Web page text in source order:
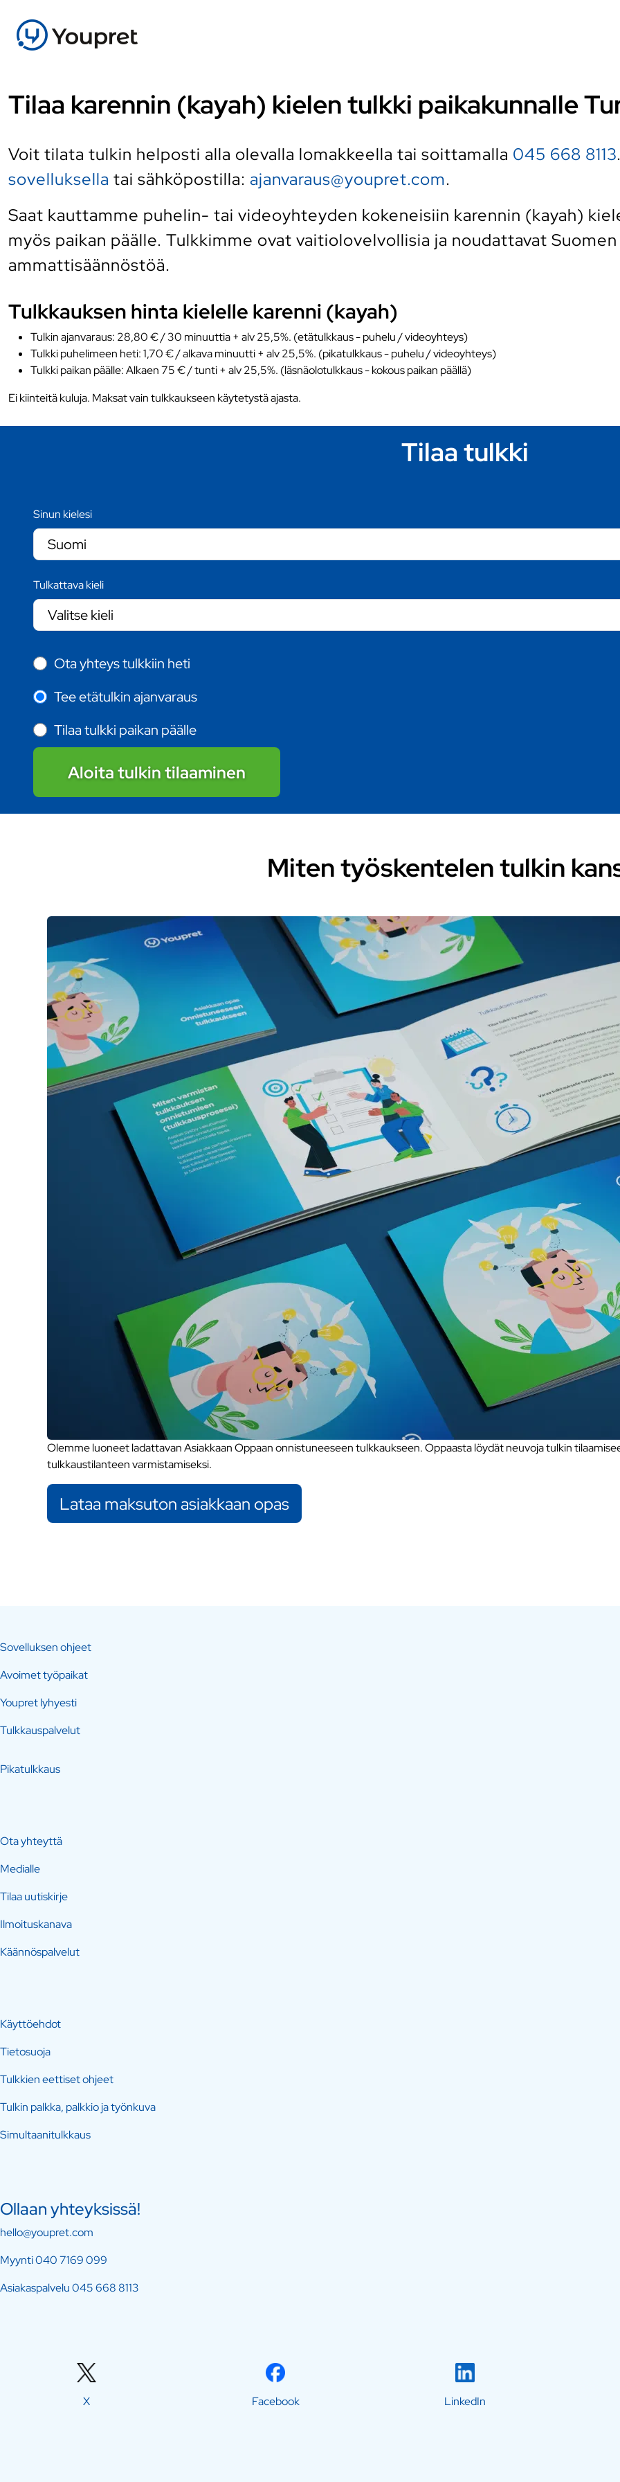
Tilaa karennin (kayah) kielen tulkki paikakunnalle
Voit tilata tulkin helposti alla olevalla lomakkeella tai soittamalla 045 668 8113
sovelluksella tai sähköpostilla: ajanvaraus@youpret.com.
Saat kauttamme puhelin- tai videoyhteyden kokeneisiin karennin (kayah)
myös paikan päälle. Tulkkimme ovat vaitiolovelvollisia ja noudattavat
ammattisäännöstöä.
Tulkkauksen hinta kielelle karenni (kayah)
Tulkin ajanvaraus: 28,80 € / 30 minuuttia + alv 25,5%. (etätulkkaus - puhelu / videoyhteys)
Tulkki puhelimeen heti: 1,70 € / alkava minuutti + alv 25,5%. (pikatulkkaus - puhelu / videoyhteys)
Tulkki paikan päälle: Alkaen 75 € / tunti + alv 25,5%. (läsnäolotulkkaus - kokous paikan päällä)
Ei kiinteitä kuluja. Maksat vain tulkkaukseen käytetystä ajasta.
Tilaa tulkki
Sinun kielesi
Tulkattava kieli
Ota yhteys tulkkiin heti
Tee etätulkin ajanvaraus
Tilaa tulkki paikan päälle
Aloita tulkin tilaaminen
Miten työskentelen tulkin
Olemme luoneet ladattavan Asiakkaan Oppaan onnistuneeseen tulkkaukseen. Oppaasta löydät neuvoja tulkin
tulkkaustilanteen varmistamiseksi.
Lataa maksuton asiakkaan opas
Sovelluksen ohjeet
Avoimet työpaikat
Youpret lyhyesti
Tulkkauspalvelut
Pikatulkkaus
Ota yhteyttä
Medialle
Tilaa uutiskirje
Ilmoituskanava
Käännöspalvelut
Käyttöehdot
Tietosuoja
Tulkkien eettiset ohjeet
Tulkin palkka, palkkio ja työnkuva
Simultaanitulkkaus
Ollaan yhteyksissä!
hello@youpret.com
Myynti040 7169 099
Asiakaspalvelu045 668 8113
X Facebook LinkedIn